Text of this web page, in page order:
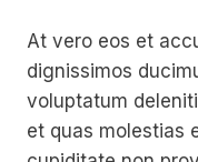
At vero eos et
dignissimos
voluptatum
et quas molestias